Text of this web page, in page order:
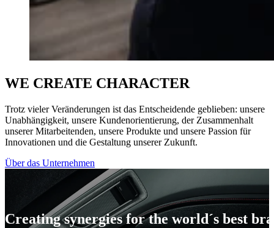
WE CREATE CHARACTER
Trotz vieler Veränderungen ist das Entscheidende geblieben: unsere
Unabhängigkeit, unsere Kundenorientierung, der Zusammenhalt
unserer Mitarbeitenden, unsere Produkte und unsere Passion für
Innovationen und die Gestaltung unserer Zukunft.
Über das Unternehmen
Creating synergies for the world´s best